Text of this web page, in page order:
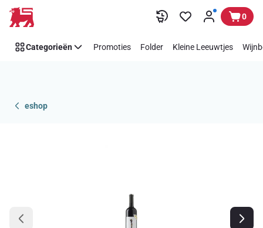
Overslaan 0
Categorieën Promoties Folder Kleine Leeuwtjes
eshop